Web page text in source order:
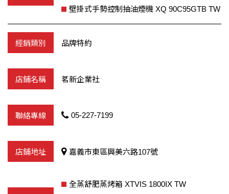
壁掛式手勢控制抽油煙機 XQ 90C95GTB TW
品牌特約
茗新企業社
05-227-7199
嘉義市東區興美六路107號
全蒸舒肥蒸烤箱 XTVIS 1800IX TW